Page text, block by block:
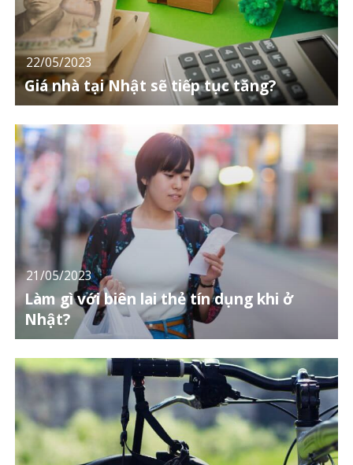
22/05/2023
Giá nhà tại Nhật sẽ tiếp tục tăng?
21/05/2023
Làm gì với biên lai thẻ tín dụng khi ở
Nhật?